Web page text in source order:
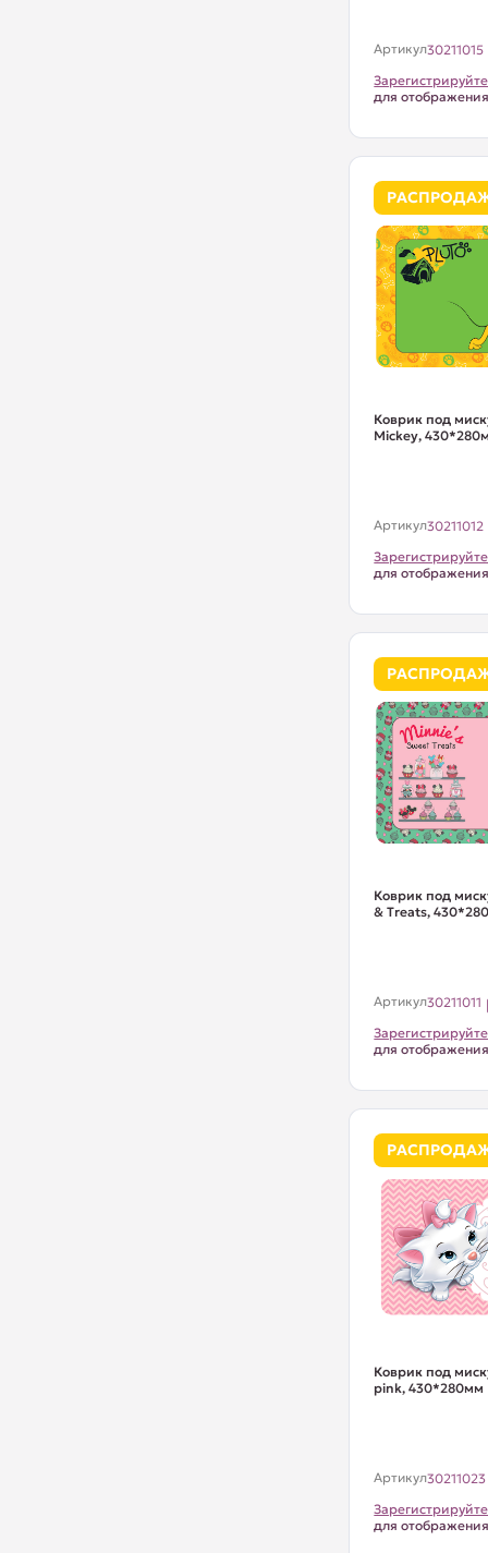
Артикул30211015
для
Коврик под
Mickey,
Артикул30211012
для
Коврик под
& Treats,
Артикул30211011
для
Коврик под
pink, 430*280мм
Артикул30211023
для